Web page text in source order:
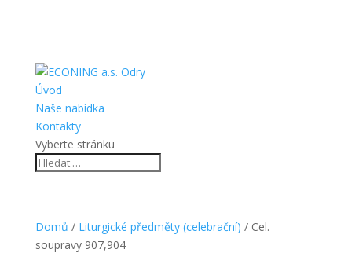
Úvod
Naše nabídka
Kontakty
Vyberte stránku
Domů / Liturgické předměty (celebrační) / Cel.
soupravy 907,904